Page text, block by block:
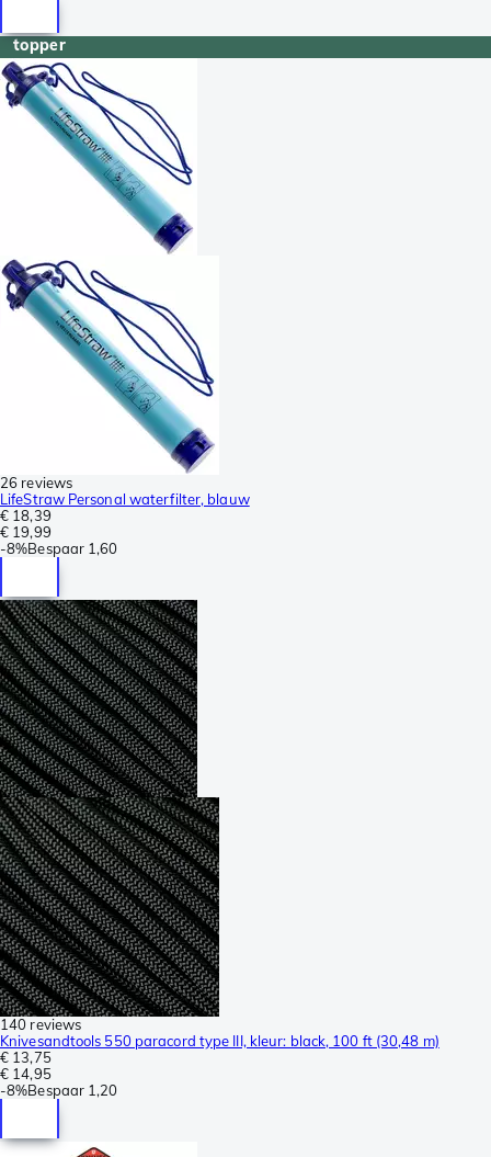
topper
26 reviews
LifeStraw Personal waterfilter, blauw
€ 18,39
€ 19,99
-8%Bespaar 1,60
140 reviews
Knivesandtools 550 paracord type III, kleur: black, 100 ft (30,48 m)
€ 13,75
€ 14,95
-8%Bespaar 1,20